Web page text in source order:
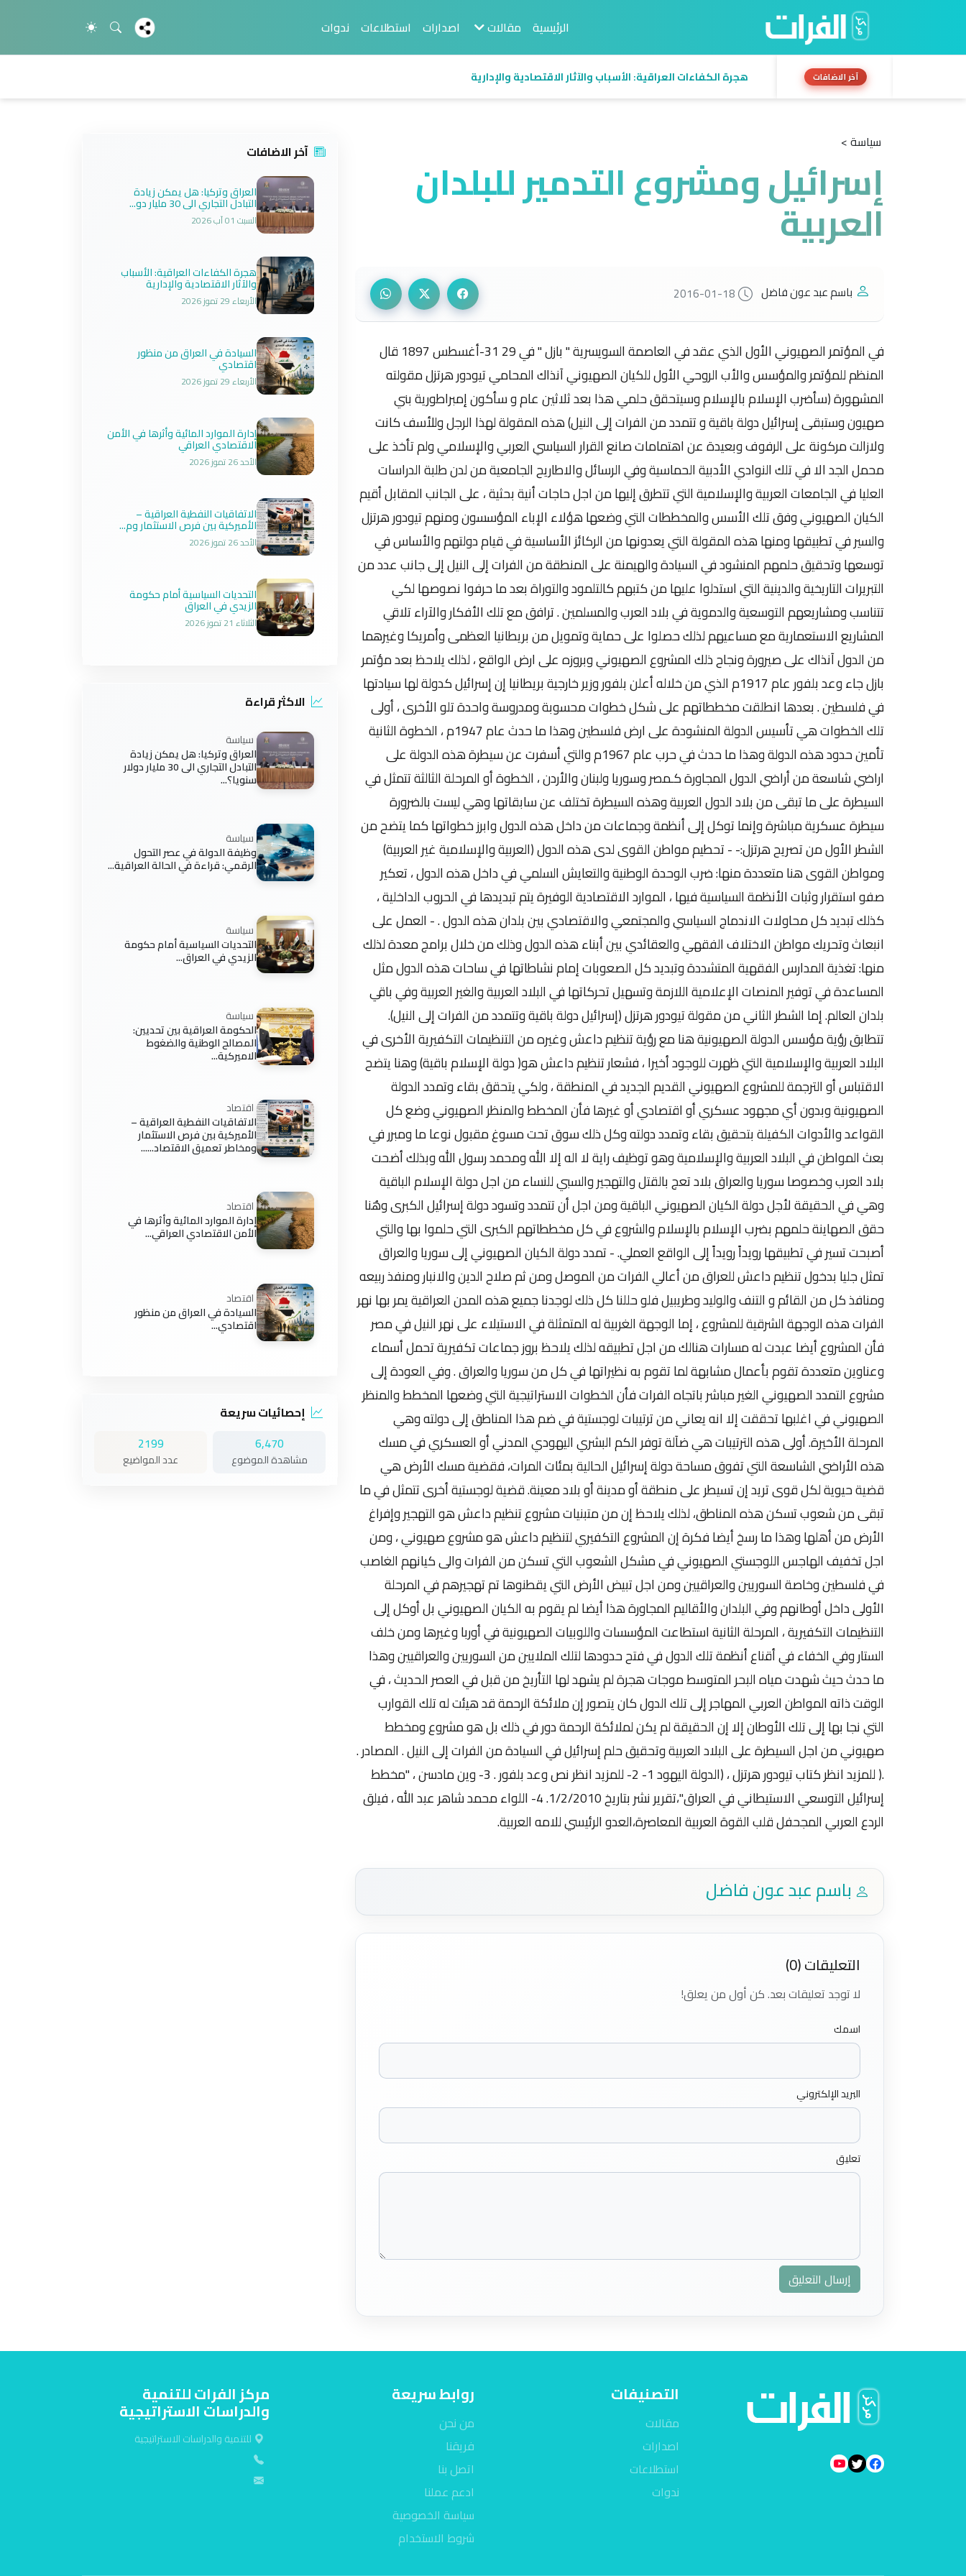
الرئيسية مقالات اصدارات استطلاعات ندوات
آخر الاضافات هجرة الكفاءات العراقية: الأسباب والآثار الاقتصادية والإدارية
سياسة >
إسرائيل ومشروع التدمير للبلدان
العربية
باسم عبد عون فاضل 2016-01-18
في المؤتمر الصهيوني الأول الذي عقد في العاصمة السويسرية " بازل " في 29 31-أغسطس 1897 قال
المنظم للمؤتمر والمؤسس والأب الروحي الأول للكيان الصهيوني آنذاك المحامي تيودور هرتزل مقولته
المشهورة (سأضرب الإسلام بالإسلام وسيتحقق حلمي هذا بعد ثلاثين عام و سأكون إمبراطورية بني
صهيون وستبقى إسرائيل دولة باقية و تتمدد من الفرات إلى النيل) هذه المقولة لهذا الرجل وللأسف كانت
ولازالت مركونة على الرفوف وبعيدة عن اهتمامات صانع القرار السياسي العربي والإسلامي ولم تأخذ على
محمل الجد الا في تلك النوادي الأدبية الحماسية وفي الرسائل والاطاريح الجامعية من لدن طلبة الدراسات
العليا في الجامعات العربية والإسلامية التي تتطرق إليها من اجل حاجات أنية بحثية ، على الجانب المقابل أقيم
الكيان الصهيوني وفق تلك الأسس والمخططات التي وضعها هؤلاء الإباء المؤسسون ومنهم تيودور هرتزل
والسير في تطبيقها ومنها هذه المقولة التي يعدونها من الركائز الأساسية في قيام دولتهم والأساس في
توسعها وتحقيق حلمهم المنشود في السيادة والهيمنة على المنطقة من الفرات إلى النيل إلى جانب عدد من
التبريرات التاريخية والدينية التي استدلوا عليها من كتبهم كالتلمود والتوراة بعد ما حرفوا نصوصها لكي
تتناسب ومشاريعهم التوسعية والدموية في بلاد العرب والمسلمين . ترافق مع تلك الأفكار والآراء تلاقي
المشاريع الاستعمارية مع مساعيهم لذلك حصلوا على حماية وتمويل من بريطانيا العظمى وأمريكا وغيرهما
من الدول آنذاك على صيرورة ونجاح ذلك المشروع الصهيوني وبروزه على ارض الواقع ، لذلك يلاحظ بعد مؤتمر
بازل جاء وعد بلفور عام 1917م الذي من خلاله أعلن بلفور وزير خارجية بريطانيا إن إسرائيل كدولة لها سيادتها
في فلسطين . بعدها انطلقت مخططاتهم على شكل خطوات محسوبة ومدروسة واحدة تلو الأخرى ، أولى
تلك الخطوات هي تأسيس الدولة المنشودة على ارض فلسطين وهذا ما حدث عام 1947م ، الخطوة الثانية
تأمين حدود هذه الدولة وهذا ما حدث في حرب عام 1967م والتي أسفرت عن سيطرة هذه الدولة على
اراضي شاسعة من أراضي الدول المجاورة كـمصر وسوريا ولبنان والأردن ، الخطوة أو المرحلة الثالثة تتمثل في
السيطرة على ما تبقى من بلاد الدول العربية وهذه السيطرة تختلف عن سابقاتها وهي ليست بالضرورة
سيطرة عسكرية مباشرة وإنما توكل إلى أنظمة وجماعات من داخل هذه الدول وابرز خطواتها كما يتضح من
الشطر الأول من تصريح هرتزل:- - تحطيم مواطن القوى لدى هذه الدول (العربية والإسلامية غير العربية)
ومواطن القوى هنا متعددة منها: ضرب الوحدة الوطنية والتعايش السلمي في داخل هذه الدول ، تعكير
صفو استقرار وثبات الأنظمة السياسية فيها ، الموارد الاقتصادية الوفيرة يتم تبديدها في الحروب الداخلية ،
كذلك تبديد كل محاولات الاندماج السياسي والمجتمعي والاقتصادي بين بلدان هذه الدول . - العمل على
انبعاث وتحريك مواطن الاختلاف الفقهي والعقائدي بين أبناء هذه الدول وذلك من خلال برامج معدة لذلك
منها: تغذية المدارس الفقهية المتشددة وتبديد كل الصعوبات إمام نشاطاتها في ساحات هذه الدول مثل
المساعدة في توفير المنصات الإعلامية اللازمة وتسهيل تحركاتها في البلاد العربية والغير العربية وفي باقي
بلدان العالم. إما الشطر الثاني من مقولة تيودور هرتزل (إسرائيل دولة باقية وتتمدد من الفرات إلى النيل).
تتطابق رؤية مؤسس الدولة الصهيونية هنا مع رؤية تنظيم داعش وغيره من التنظيمات التكفيرية الأخرى في
البلاد العربية والإسلامية التي ظهرت للوجود أخيرا ، فشعار تنظيم داعش هو( دولة الإسلام باقية) وهنا يتضح
الاقتباس أو الترجمة للمشروع الصهيوني القديم الجديد في المنطقة ، ولكي يتحقق بقاء وتمدد الدولة
الصهيونية وبدون أي مجهود عسكري أو اقتصادي أو غيرها فأن المخطط والمنظر الصهيوني وضع كل
القواعد والأدوات الكفيلة بتحقيق بقاء وتمدد دولته وكل ذلك سوق تحت مسوغ مقبول نوعا ما ومبرر في
بعث المواطن في البلاد العربية والإسلامية وهو توظيف راية لا اله إلا الله ومحمد رسول الله وبذلك أضحت
بلاد العرب وخصوصا سوريا والعراق بلاد تعج بالقتل والتهجير والسبي للنساء من اجل دولة الإسلام الباقية
وهي في الحقيقة لأجل دولة الكيان الصهيوني الباقية ومن اجل أن تتمدد وتسود دولة إسرائيل الكبرى وهُنا
حقق الصهاينة حلمهم بضرب الإسلام بالإسلام والشروع في كل مخططاتهم الكبرى التي حلموا بها والتي
أصبحت تسير في تطبيقها رويداً رويداً إلى الواقع العملي. - تمدد دولة الكيان الصهيوني إلى سوريا والعراق
تمثل جليا بدخول تنظيم داعش للعراق من أعالي الفرات من الموصل ومن ثم صلاح الدين والانبار ومنفذ ربيعه
ومنافذ كل من القائم و التنف والوليد وطريبيل فلو حللنا كل ذلك لوجدنا جميع هذه المدن العراقية يمر بها نهر
الفرات هذه الوجهة الشرقية للمشروع ، إما الوجهة الغربية له المتمثلة في الاستيلاء على نهر النيل في مصر
فأن المشروع أيضا عبدت له مسارات هنالك من اجل تطبيقه لذلك يلاحظ بروز جماعات تكفيرية تحمل أسماء
وعناوين متعددة تقوم بأعمال مشابهة لما تقوم به نظيراتها في كل من سوريا والعراق . وفي العودة إلى
مشروع التمدد الصهيوني الغير مباشر باتجاه الفرات فأن الخطوات الاستراتيجية التي وضعها المخطط والمنظر
الصهيوني في اغلبها تحققت إلا انه يعاني من ترتيبات لوجستية في ضم هذا المناطق إلى دولته وهي
المرحلة الأخيرة. أولى هذه الترتيبات هي ضآلة توفر الكم البشري اليهودي المدني أو العسكري في مسك
هذه الأراضي الشاسعة التي تفوق مساحة دولة إسرائيل الحالية بمئات المرات، فقضية مسك الأرض هي
قضية حيوية لكل قوى تريد إن تسيطر على منطقة أو مدينة أو بلاد معينة. قضية لوجستية أخرى تتمثل في ما
تبقى من شعوب تسكن هذه المناطق، لذلك يلاحظ إن من متبنيات مشروع تنظيم داعش هو التهجير وإفراغ
الأرض من أهلها وهذا ما رسخ أيضا فكرة إن المشروع التكفيري لتنظيم داعش هو مشروع صهيوني ، ومن
اجل تخفيف الهاجس اللوجستي الصهيوني في مشكل الشعوب التي تسكن من الفرات والى كيانهم الغاصب
في فلسطين وخاصة السوريين والعراقيين ومن اجل تبيض الأرض التي يقطنوها تم تهجيرهم في المرحلة
الأولى داخل أوطانهم وفي البلدان والأقاليم المجاورة هذا أيضا لم يقوم به الكيان الصهيوني بل أوكل إلى
التنظيمات التكفيرية ، المرحلة الثانية استطاعت المؤسسات واللوبيات الصهيونية في أوربا وغيرها ومن خلف
الستار وفي الخفاء في أقناع أنظمة تلك الدول في فتح حدودها لتلك الملايين من السوريين والعراقيين وهذا
ما حدث حيث شهدت مياه البحر المتوسط موجات هجرة لم يشهد لها التأريخ من قبل في العصر الحديث ، في
الوقت ذاته المواطن العربي المهاجر إلى تلك الدول كان يتصور إن ملائكة الرحمة قد هيئت له تلك القوارب
التي نجا بها إلى تلك الأوطان إلا إن الحقيقة لم يكن لملائكة الرحمة دور في ذلك بل هو مشروع ومخطط
صهيوني من اجل السيطرة على البلاد العربية وتحقيق حلم إسرائيل في السيادة من الفرات إلى النيل . المصادر .
.( للمزيد انظر كتاب تيودور هرتزل ، (الدولة اليهود 1- 2- للمزيد انظر نص وعد بلفور . 3- وين مادسن ، "مخطط
إسرائيل التوسعي الاستيطاني في العراق"،تقرير نشر بتاريخ 1/2/2010. 4- اللواء محمد شاهر عبد الله ، فيلق
الردع العربي المجحفل قلب القوة العربية المعاصرة،العدو الرئيسي للامه العربية.
باسم عبد عون فاضل
التعليقات (0)
لا توجد تعليقات بعد. كن أول من يعلق!
اسمك
البريد الإلكتروني
تعليق
إرسال التعليق
آخر الاضافات
العراق وتركيا: هل يمكن زيادة
التبادل التجاري الى 30 مليار دو...
السبت 01 آب 2026
هجرة الكفاءات العراقية: الأسباب
والآثار الاقتصادية والإدارية
الأربعاء 29 تموز 2026
السيادة في العراق من منظور
اقتصادي
الأربعاء 29 تموز 2026
إدارة الموارد المائية وأثرها في الأمن
الاقتصادي العراقي
الأحد 26 تموز 2026
الاتفاقيات النفطية العراقية –
الأميركية بين فرص الاستثمار وم...
الأحد 26 تموز 2026
التحديات السياسية أمام حكومة
الزيدي في العراق
الثلاثاء 21 تموز 2026
الاكثر قراءة
سياسة
العراق وتركيا: هل يمكن زيادة
التبادل التجاري الى 30 مليار دولار
سنويا؟...
سياسة
وظيفة الدولة في عصر التحول
الرقمي: قراءة في الحالة العراقية...
سياسة
التحديات السياسية أمام حكومة
الزيدي في العراق...
سياسة
الحكومة العراقية بين تحديين:
المصالح الوطنية والضغوط
الاميركية...
اقتصاد
الاتفاقيات النفطية العراقية –
الأميركية بين فرص الاستثمار
ومخاطر تعميق الاقتصاد......
اقتصاد
إدارة الموارد المائية وأثرها في
الأمن الاقتصادي العراقي...
اقتصاد
السيادة في العراق من منظور
اقتصادي...
إحصائيات سريعة
6,470
مشاهدة الموضوع
2199
عدد المواضيع
التصنيفات
مقالات
اصدارات
استطلاعات
ندوات
روابط سريعة
من نحن
فريقنا
اتصل بنا
ادعم عملنا
سياسة الخصوصية
شروط الاستخدام
مركز الفرات للتنمية
والدراسات الاستراتيجية
للتنمية والدراسات الاستراتيجية